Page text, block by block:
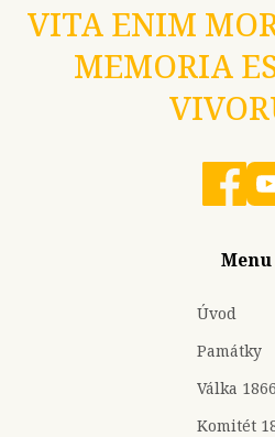
VITA ENIM
MEMORIA
Menu
Úvod
Památky
Válka 1866
Komitét